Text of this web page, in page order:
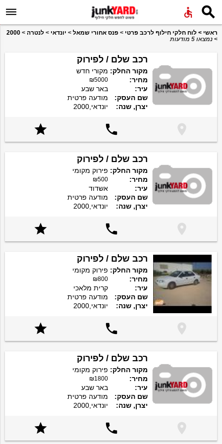
 
ראשי > לוח חלקי חילוף לרכב פרטי > פנס אחורי שמאל > יונדאי > לנטרה >
2000
> נמצאו 5 מודעות
רכב שלם / לפירוק
מקור החלק: מקורי חדש
מחיר:
₪5000
עיר:
באר שבע
שם העסק:
מודעה פרטית
יצרן, שנה:
יונדאי,2000



רכב שלם / לפירוק
מקור החלק: פירוק מקומי
מחיר:
₪500
עיר:
אשדוד
שם העסק:
מודעה פרטית
יצרן, שנה:
יונדאי,2000



רכב שלם / לפירוק
מקור החלק: פירוק מקומי
מחיר:
₪800
עיר:
קרית מלאכי
שם העסק:
מודעה פרטית
יצרן, שנה:
יונדאי,2000



רכב שלם / לפירוק
מקור החלק: פירוק מקומי
מחיר:
₪1800
עיר:
באר שבע
שם העסק:
מודעה פרטית
יצרן, שנה:
יונדאי,2000


